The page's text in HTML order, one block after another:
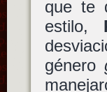
que te
estilo,
género